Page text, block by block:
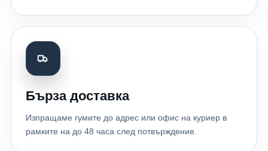
Бърза доставка
Изпращаме гумите до адрес или офис на куриер в
рамките на до 48 часа след потвърждение.